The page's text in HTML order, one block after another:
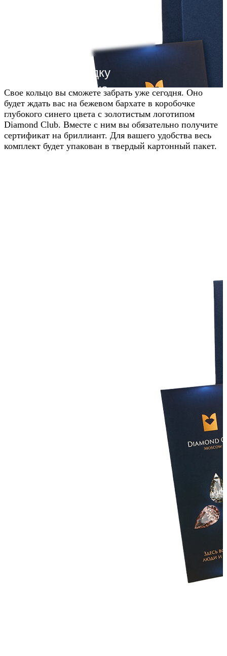
Получите скидку
20% от цены на
сайте
Узнавайте условия у наших
менеджеров в WhatsApp
Свое кольцо вы сможете забрать уже сегодня. Оно
будет ждать вас на бежевом бархате в коробочке
глубокого синего цвета с золотистым логотипом
Diamond Club. Вместе с ним вы обязательно получите
сертификат на бриллиант. Для вашего удобства весь
комплект будет упакован в твердый картонный пакет.